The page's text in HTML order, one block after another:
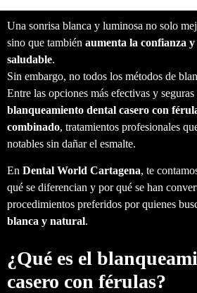
Una sonrisa blanca y luminosa no solo
sino que también aumenta la confianza
saludable.
Sin embargo, no todos los métodos de
Entre las opciones más efectivas y seguras
blanqueamiento dental casero con
combinado, tratamientos profesionales
notables sin dañar el esmalte.
En Dental World Cartagena, te
qué se diferencian y por qué se han
procedimientos preferidos por quienes
blanca y natural.
¿Qué es el
casero con férulas?